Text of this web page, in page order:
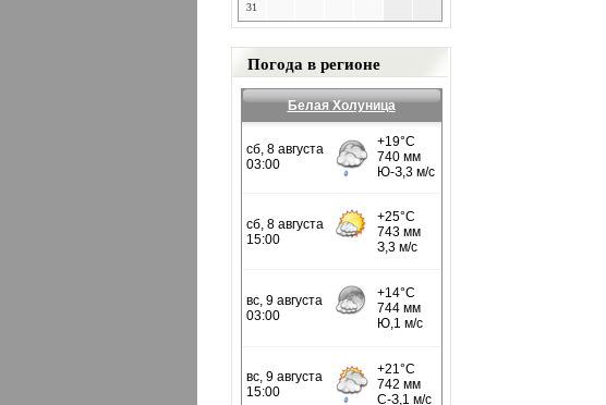
31
Погода в регионе
Белая Холуница